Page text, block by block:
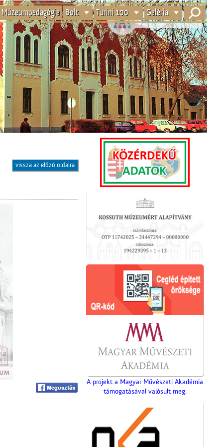
Múzeumpedagógia Bolt Turini 100 Galéria
vissza az előző oldalra
A projekt a Magyar Művészeti Akadémia
támogatásával valósult meg.